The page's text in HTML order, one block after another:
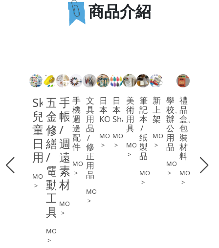
商品介紹
Skater
兒
童
日
用
MORE
>
五
金
修
繕
/
電
動
工
具
MORE
>
手
帳
/
週
遠
素
材
MORE
>
手
機
週
邊
配
件
MORE
>
文
具
用
品
/
修
正
用
品
MORE
>
日
本
KOKUYO
MORE
>
日
本
Shachihata
MORE
>
美
術
用
具
MORE
>
筆
記
本
/
纸
製
品
MORE
>
新
上
架
MORE
>
學
校、
辦
公
用
品
MORE
>
禮
品
盒、
包
裝
材
料
MORE
>